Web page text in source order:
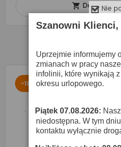
 Dodaj do
-18%
Nie
Szanowni Klienci,
Uprzejmie informujemy
zmianach w pracy
infolinii, które wynikają
okresu urlopowego.
· Piątek 07.08.2026:
niedostępna. W tym
kontaktu wyłącznie